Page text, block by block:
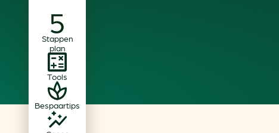
Stappen
plan
Tools
Bespaartips